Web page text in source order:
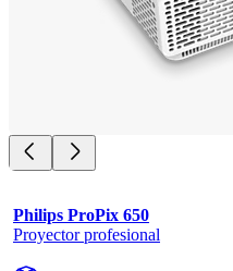
Philips ProPix 650
Proyector profesional